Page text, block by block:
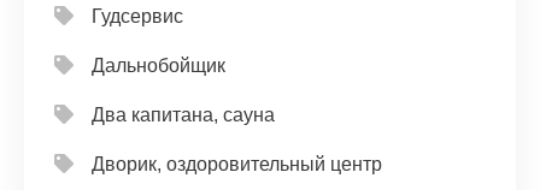
Гудсервис
Дальнобойщик
Два капитана, сауна
Дворик, оздоровительный центр